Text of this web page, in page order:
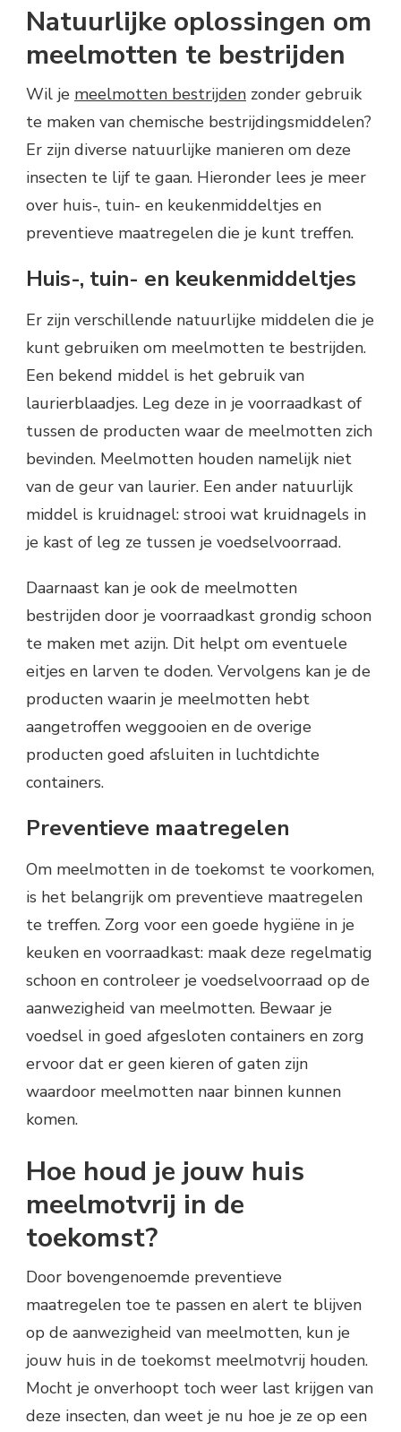
Natuurlijke oplossingen om
meelmotten te bestrijden
Wil je meelmotten bestrijden zonder gebruik
te maken van chemische bestrijdingsmiddelen?
Er zijn diverse natuurlijke manieren om deze
insecten te lijf te gaan. Hieronder lees je meer
over huis-, tuin- en keukenmiddeltjes en
preventieve maatregelen die je kunt treffen.
Huis-, tuin- en keukenmiddeltjes
Er zijn verschillende natuurlijke middelen die je
kunt gebruiken om meelmotten te bestrijden.
Een bekend middel is het gebruik van
laurierblaadjes. Leg deze in je voorraadkast of
tussen de producten waar de meelmotten zich
bevinden. Meelmotten houden namelijk niet
van de geur van laurier. Een ander natuurlijk
middel is kruidnagel: strooi wat kruidnagels in
je kast of leg ze tussen je voedselvoorraad.
Daarnaast kan je ook de meelmotten
bestrijden door je voorraadkast grondig schoon
te maken met azijn. Dit helpt om eventuele
eitjes en larven te doden. Vervolgens kan je de
producten waarin je meelmotten hebt
aangetroffen weggooien en de overige
producten goed afsluiten in luchtdichte
containers.
Preventieve maatregelen
Om meelmotten in de toekomst te voorkomen,
is het belangrijk om preventieve maatregelen
te treffen. Zorg voor een goede hygiëne in je
keuken en voorraadkast: maak deze regelmatig
schoon en controleer je voedselvoorraad op de
aanwezigheid van meelmotten. Bewaar je
voedsel in goed afgesloten containers en zorg
ervoor dat er geen kieren of gaten zijn
waardoor meelmotten naar binnen kunnen
komen.
Hoe houd je jouw huis
meelmotvrij in de
toekomst?
Door bovengenoemde preventieve
maatregelen toe te passen en alert te blijven
op de aanwezigheid van meelmotten, kun je
jouw huis in de toekomst meelmotvrij houden.
Mocht je onverhoopt toch weer last krijgen van
deze insecten, dan weet je nu hoe je ze op een